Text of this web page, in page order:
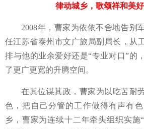
律动城乡，歌颂祥和美
2008年，曹家为依依不舍地告别
任江苏省泰州市文广旅局副局长，从
排与他的业余爱好还是“专业对口”的
了更广更宽的升腾空间。
在其位谋其政，曹家为以吃苦耐
色，把自己分管的工作做得有声有
乡，曹家为连续十二年牵头组织实施